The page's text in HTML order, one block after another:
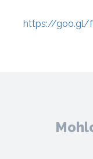
https://goo.gl/